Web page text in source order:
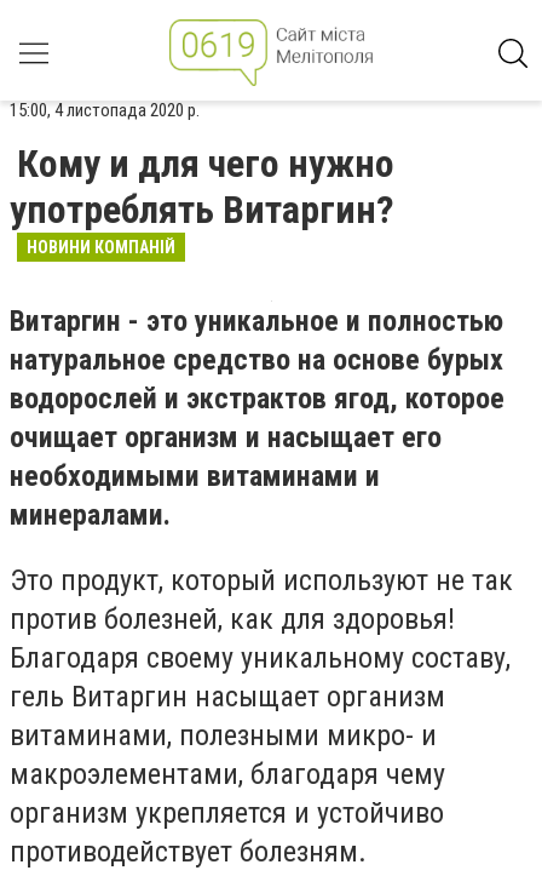
15:00, 4 листопада 2020 р.
Кому и для чего нужно
употреблять Витаргин?
НОВИНИ КОМПАНІЙ
Витаргин - это уникальное и полностью
натуральное средство на основе бурых
водорослей и экстрактов ягод, которое
очищает организм и насыщает его
необходимыми витаминами и
минералами.
Это продукт, который используют не так
против болезней, как для здоровья!
Благодаря своему уникальному составу,
гель Витаргин насыщает организм
витаминами, полезными микро- и
макроэлементами, благодаря чему
организм укрепляется и устойчиво
противодействует болезням.